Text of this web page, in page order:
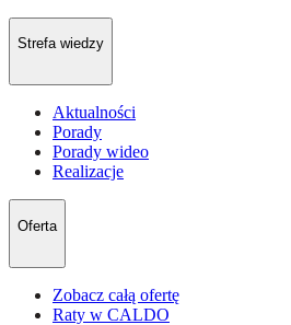
Strefa wiedzy
Aktualności
Porady
Porady wideo
Realizacje
Oferta
Zobacz całą ofertę
Raty w CALDO